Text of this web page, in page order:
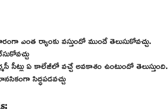
ఎంత ర్యాంకు వస్తుందో ముందే తెలుసుకోవచ్చు.
సీట్లు ఏ కాలేజీలో వచ్చే అవకాశం ఉంటుందో తెలుస్తుంది.
సిద్ధపడవచ్చు